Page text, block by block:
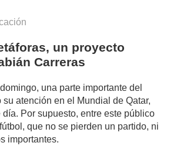
un proyecto
Carreras
una parte importante del
su atención en el Mundial de Qatar,
Por supuesto, entre este público
​​que no se pierden un partido, ni
importantes.